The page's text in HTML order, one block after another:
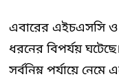
এবারের এইচএসসি
ধরনের বিপর্যয়
সর্বনিম্ন পর্যায়ে